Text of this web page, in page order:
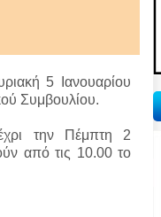
5 Ιανουαρίου
Συμβουλίου.
την Πέμπτη 2
από τις 10.00 το